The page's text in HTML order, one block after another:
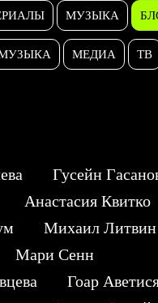
МУЗЫКА
МЕДИА ТВ
Гусейн
Анастасия Квитко
Михаил Литвин
Мари Сенн
Гоар